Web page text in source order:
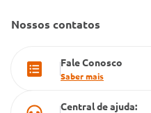
Cartão Grupo Conde
Nossos contatos
Fale Conosco
Saber mais
Central de ajuda: